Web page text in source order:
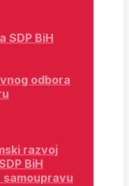
SDP BiH
odbora
razvoj
BiH